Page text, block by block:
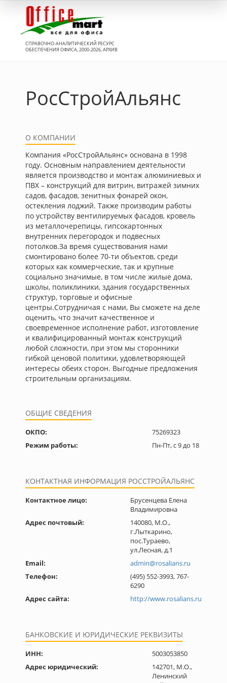
СПРАВОЧНО-АНАЛИТИЧЕСКИЙ РЕСУРС
ОБЕСПЕЧЕНИЯ ОФИСА, 2000-2026, АРХИВ
РосСтройАльянс
О КОМПАНИИ
Компания «РосСтройАльянс» основана в 1998
году. Основным направлением деятельности
является производство и монтаж алюминиевых и
ПВХ – конструкций для витрин, витражей зимних
садов, фасадов, зенитных фонарей окон,
остекления лоджий. Также производим работы
по устройству вентилируемых фасадов, кровель
из металлочерепицы, гипсокартонных
внутренних перегородок и подвесных
потолков.За время существования нами
смонтировано более 70-ти объектов, среди
которых как коммерческие, так и крупные
социально значимые, в том числе жилые дома,
школы, поликлиники, здания государственных
структур, торговые и офисные
центры.Сотрудничая с нами, Вы сможете на деле
оценить, что значит качественное и
своевременное исполнение работ, изготовление
и квалифицированный монтаж конструкций
любой сложности, при этом мы сторонники
гибкой ценовой политики, удовлетворяющей
интересы обеих сторон. Выгодные предложения
строительным организациям.
ОБЩИЕ СВЕДЕНИЯ
ОКПО:
75269323
Режим работы:
Пн-Пт, с 9 до 18
КОНТАКТНАЯ ИНФОРМАЦИЯ РОССТРОЙАЛЬЯНС
Контактное лицо:
Брусенцева Елена
Владимировна
Адрес почтовый:
140080, М.О.,
г.Лыткарино,
пос.Тураево,
ул.Лесная, д.1
Email:
admin@rosalians.ru
Телефон:
(495) 552-3993, 767-
6290
Адрес сайта:
http://www.rosalians.ru
БАНКОВСКИЕ И ЮРИДИЧЕСКИЕ РЕКВИЗИТЫ
ИНН:
5003053850
Адрес юридический:
142701, М.О.,
Ленинский